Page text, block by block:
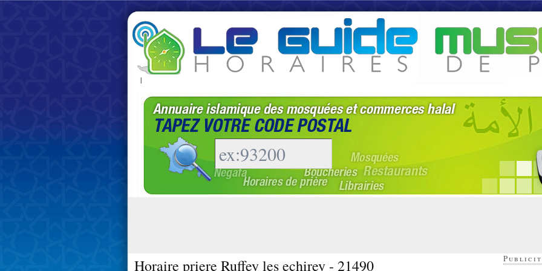
|
Horaire priere Ruffey les echirey - 21490